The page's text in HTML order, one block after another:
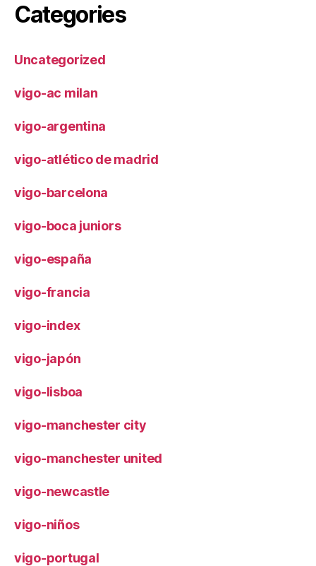
Categories
Uncategorized
vigo-ac milan
vigo-argentina
vigo-atlético de madrid
vigo-barcelona
vigo-boca juniors
vigo-españa
vigo-francia
vigo-index
vigo-japón
vigo-lisboa
vigo-manchester city
vigo-manchester united
vigo-newcastle
vigo-niños
vigo-portugal